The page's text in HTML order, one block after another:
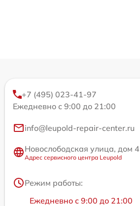
+7 (495) 023-41-97
Ежедневно с 9:00 до 21:00
info@leupold-repair-center.ru
Новослободская улица, дом 4
Адрес сервисного центра Leupold
Режим работы:
Ежедневно с 9:00 до 21:00